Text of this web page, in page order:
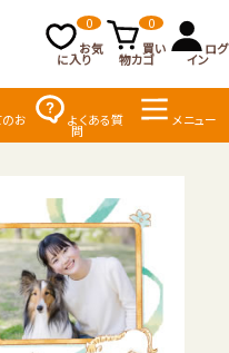
お気
に入り
0
買い
物カゴ
0
ログ
イン
お よくある質
問
メニュー